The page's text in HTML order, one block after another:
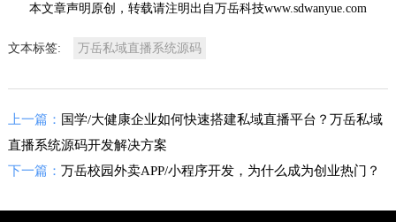
本文章声明原创，转载请注明出自万岳科技www.sdwanyue.com
文本标签: 万岳私域直播系统源码
上一篇： 国学/大健康企业如何快速搭建私域直播平台？万岳私域
直播系统源码开发解决方案
下一篇： 万岳校园外卖APP/小程序开发，为什么成为创业热门？